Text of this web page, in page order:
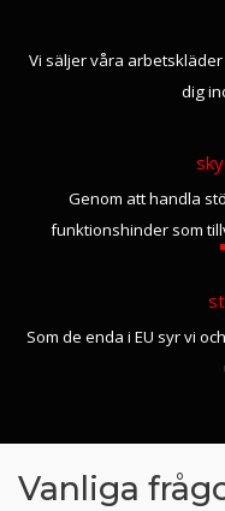
Vi säljer våra
dig
Genom att handla
funktionshinder som
Som de enda i EU syr vi
Vanliga